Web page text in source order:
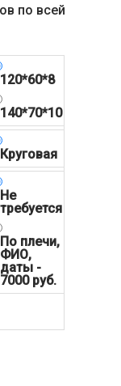
по всей
120*60*8
140*70*10
Круговая
Не
требуется
По плечи,
ФИО,
даты -
7000 руб.